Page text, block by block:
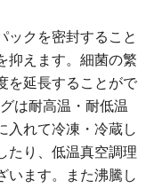
クを密封すること
抑えます。細菌の繁
を延長することがで
は耐高温・耐低温
入れて冷凍・冷蔵し
たり、低温真空調理
います。また沸騰し